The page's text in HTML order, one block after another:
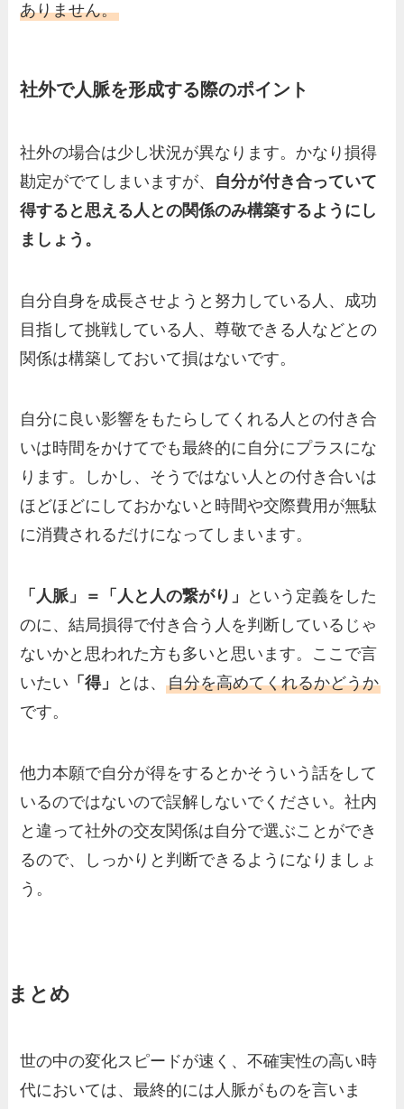
ありません。
社外で人脈を形成する際のポイント
社外の場合は少し状況が異なります。かなり損得
勘定がでてしまいますが、 自分が付き合っていて
得すると思える人との関係のみ構築するようにし
ましょう。
自分自身を成長させようと努力している人、成功
目指して挑戦している人、尊敬できる人などとの
関係は構築しておいて損はないです。
自分に良い影響をもたらしてくれる人との付き合
いは時間をかけてでも最終的に自分にプラスにな
ります。しかし、そうではない人との付き合いは
ほどほどにしておかないと時間や交際費用が無駄
に消費されるだけになってしまいます。
「人脈」＝「人と人の繋がり」
という定義をした
のに、結局損得で付き合う人を判断しているじゃ
ないかと思われた方も多いと思います。ここで言
いたい 「得」 とは、自分を高めてくれるかどうか
です。
他力本願で自分が得をするとかそういう話をして
いるのではないので誤解しないでください。社内
と違って社外の交友関係は自分で選ぶことができ
るので、しっかりと判断できるようになりましょ
う。
まとめ
世の中の変化スピードが速く、不確実性の高い時
代においては、最終的には人脈がものを言いま